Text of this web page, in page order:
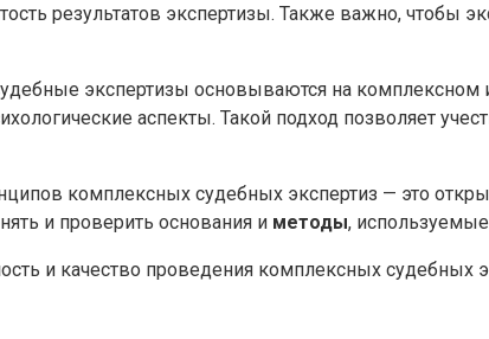
результатов экспертизы. Также важно, чтобы
экспертизы основываются на комплексном
аспекты. Такой подход позволяет
комплексных судебных экспертиз — это
и проверить основания и методы,
и качество проведения комплексных